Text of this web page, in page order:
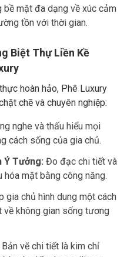
mặt đa dạng về xúc cảm
tồn với thời gian.
Biệt Thự Liền Kề
hoàn hảo, Phê Luxury
chẽ và chuyên nghiệp:
nghe và thấu hiểu mọi
cách sống của gia chủ.
Ý Tưởng: Đo đạc chi tiết và
mặt bằng công năng.
gia chủ hình dung một cách
về không gian sống tương
Bản vẽ chi tiết là kim chỉ